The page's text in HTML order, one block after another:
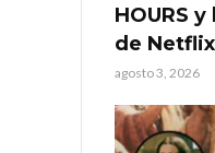
HOURS
de
agosto 3, 2026